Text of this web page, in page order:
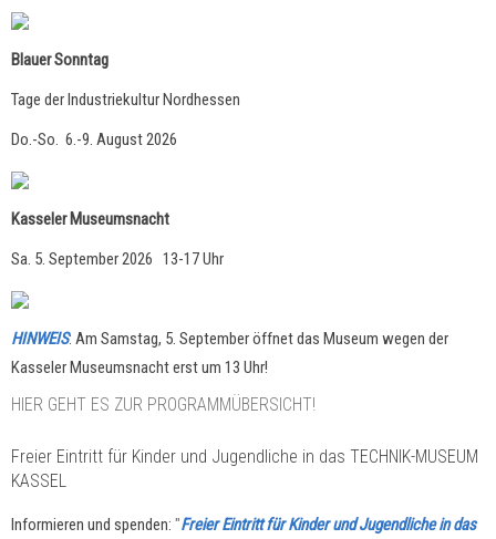
Blauer Sonntag
Tage der Industriekultur Nordhessen
Do.-So. 6.-9. August 2026
Kasseler Museumsnacht
Sa. 5. September 2026 13-17 Uhr
HINWEIS: Am Samstag, 5. September öffnet das Museum wegen der
Kasseler Museumsnacht erst um 13 Uhr!
HIER GEHT ES ZUR PROGRAMMÜBERSICHT!
Freier Eintritt für Kinder und Jugendliche in das TECHNIK-MUSEUM
KASSEL
Informieren und spenden: "Freier Eintritt für Kinder und Jugendliche in das